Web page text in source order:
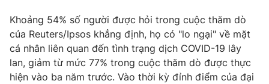
Khoảng 54% số người được hỏi trong cuộc thăm dò
của Reuters/Ipsos khẳng định, họ có "lo ngại" về mặt
cá nhân liên quan đến tình trạng dịch COVID-19 lây
lan, giảm từ mức 77% trong cuộc thăm dò được thực
hiện vào ba năm trước. Vào thời kỳ đỉnh điểm của đại